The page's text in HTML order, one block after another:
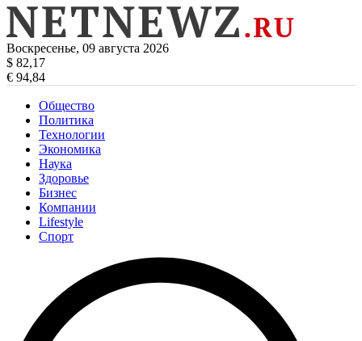
Воскресенье, 09 августа 2026
$ 82,17
€ 94,84
Общество
Политика
Технологии
Экономика
Наука
Здоровье
Бизнес
Компании
Lifestyle
Спорт